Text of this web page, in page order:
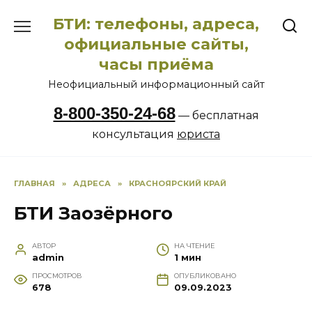
содержанию
БТИ: телефоны, адреса,
официальные сайты,
часы приёма
Неофициальный информационный сайт
8-800-350-24-68— бесплатная
консультация юриста
ГЛАВНАЯ » АДРЕСА » КРАСНОЯРСКИЙ КРАЙ
БТИ Заозёрного
АВТОР
admin
НА ЧТЕНИЕ
1 мин
ПРОСМОТРОВ
678
ОПУБЛИКОВАНО
09.09.2023